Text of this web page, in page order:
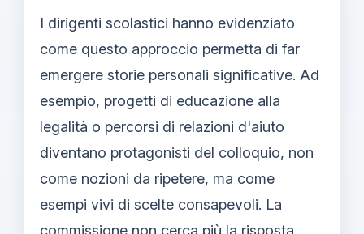
I dirigenti scolastici hanno evidenziato
come questo approccio permetta di far
emergere storie personali significative. Ad
esempio, progetti di educazione alla
legalità o percorsi di relazioni d'aiuto
diventano protagonisti del colloquio, non
come nozioni da ripetere, ma come
esempi vivi di scelte consapevoli. La
commissione non cerca più la risposta